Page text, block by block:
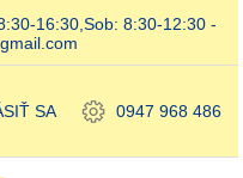
16:30,Sob: 8:30-12:30 -
SA 0947 968 486